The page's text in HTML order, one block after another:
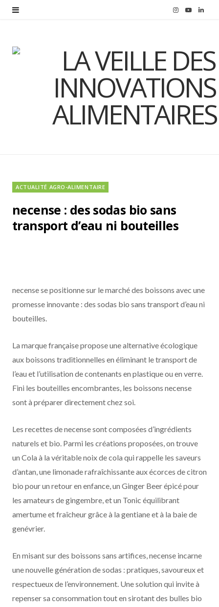
I
t
g
Y
T
u
b
L
k
e
d
ACTUALITÉ AGRO-ALIMENTAIRE
necense : des sodas bio sans
transport d’eau ni bouteilles
necense se positionne sur le marché des boissons avec une
promesse innovante : des sodas bio sans transport d’eau ni
bouteilles.
La marque française propose une alternative écologique
aux boissons traditionnelles en éliminant le transport de
l’eau et l’utilisation de contenants en plastique ou en verre.
Fini les bouteilles encombrantes, les boissons necense
sont à préparer directement chez soi.
Les recettes de necense sont composées d’ingrédients
naturels et bio. Parmi les créations proposées, on trouve
un Cola à la véritable noix de cola qui rappelle les saveurs
d’antan, une limonade rafraîchissante aux écorces de citron
bio pour un retour en enfance, un Ginger Beer épicé pour
les amateurs de gingembre, et un Tonic équilibrant
amertume et fraîcheur grâce à la gentiane et à la baie de
genévrier.
En misant sur des boissons sans artifices, necense incarne
une nouvelle génération de sodas : pratiques, savoureux et
respectueux de l’environnement. Une solution qui invite à
repenser sa consommation tout en sirotant des bulles bio